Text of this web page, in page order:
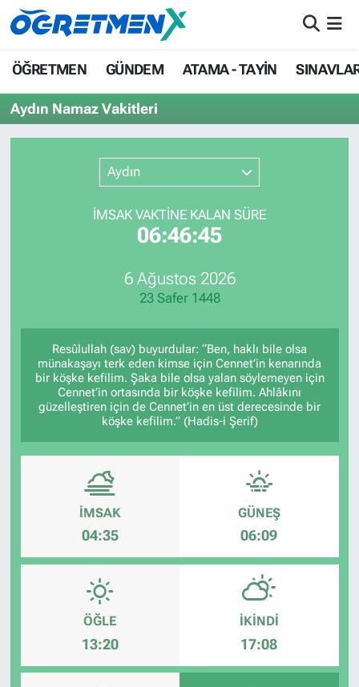
ÖĞRETMEN GÜNDEM ATAMA - TAYİN
Aydın Namaz Vakitleri
Aydın
İMSAK VAKTİNE KALAN SÜRE
06:46:45
6 Ağustos 2026
23 Safer 1448
Resûlullah (sav) buyurdular: “Ben, haklı bile olsa
münakaşayı terk eden kimse için Cennet’in kenarında
bir köşke kefilim. Şaka bile olsa yalan söylemeyen için
Cennet’in ortasında bir köşke kefilim. Ahlâkını
güzelleştiren için de Cennet’in en üst derecesinde bir
köşke kefilim.” (Hadis-i Şerif)
İMSAK
04:35
GÜNEŞ
06:09
ÖĞLE
13:20
İKINDI
17:08
ÖĞRETMEN
GÜNDEM
ATAMA - TAYİN
SINAVLAR
HAYATIN İÇİNDEN
İstanbul Nöbetçi Eczaneler
İstanbul Hava Durumu
İstanbul Namaz Vakitleri
İstanbul Trafik Yoğunluk Haritası
Süper Lig Puan Durumu ve Fikstür
Son Dakika Haberleri
Haber Arşivi